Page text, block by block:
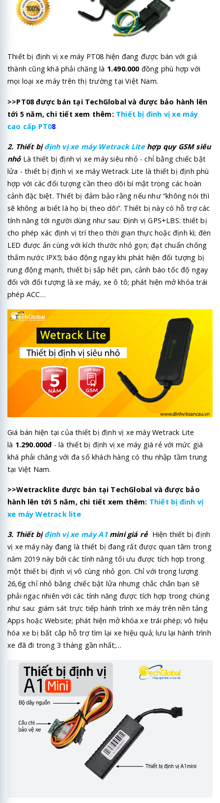
Thiết bị định vị xe máy PT08 hiện đang được bán với giá
thành cũng khá phải chăng là 1.490.000đồng phù hợp với
mọi loại xe máy trên thị trường tại Việt Nam.
>>PT08 được bán tại TechGlobal và được bảo hành lên
tới 5 năm, chi tiết xem thêm: Thiết bị đinh vị xe máy
cao cấp PT08
2. Thiết bịđịnh vị xe máy Wetrack Lite hợp quy GSM siêu
nhỏLà thiết bị định vị xe máy siêu nhỏ - chỉ bằng chiếc bật
lửa - thiết bị định vị xe máy Wetrack Lite là thiết bị định phù
hợp với các đối tượng cần theo dõi bí mật trong các hoàn
cảnh đặc biệt. Thiết bị đảm bảo rằng nếu như “không nói thì
sẽ không ai biết là họ bị theo dõi”. Thiết bị này có hỗ trợ các
tính năng tới người dùng như sau: Định vị GPS+LBS: thiết bị
cho phép xác định vị trí theo thời gian thực hoặc định kì; đèn
LED được ẩn cùng với kích thước nhỏ gọn; đạt chuẩn chống
thấm nước IPX5; báo động ngay khi phát hiện đối tượng bị
rung động mạnh, thiết bị sắp hết pin, cảnh báo tốc độ ngay
đối với đối tượng là xe máy, xe ô tô; phát hiện mở khóa trái
phép ACC…
Giá bán hiện tại của thiết bị định vị xe máy Wetrack Lite
là 1.290.000đ - là thiết bị định vị xe máy giá rẻ với mức giá
khá phải chăng với đa số khách hàng có thu nhập tầm trung
tại Việt Nam.
>>Wetracklite được bán tại TechGlobal và được bảo
hành lên tới 5 năm, chi tiết xem thêm: Thiết bị đinh vị
xe máy Wetrack lite
3. Thiết bịđịnh vị xe máy A1mini giá rẻ Hiện thiết bị định
vị xe máy này đang là thiết bị đang rất được quan tâm trong
năm 2019 này bởi các tính năng tối ưu được tích hợp trong
một thiết bị định vị vô cùng nhỏ gọn. Chỉ với trọng lượng
26,6g chỉ nhỏ bằng chiếc bật lửa nhưng chắc chắn bạn sẽ
phải ngạc nhiên với các tính năng được tích hợp trong chúng
như sau: giám sát trực tiếp hành trình xe máy trên nền tảng
Apps hoặc Website; phát hiện mở khóa xe trái phép; vô hiệu
hóa xe bị bất cắp hỗ trợ tìm lại xe hiệu quả; lưu lại hành trình
xe đã đi trong 3 tháng gần nhất;…